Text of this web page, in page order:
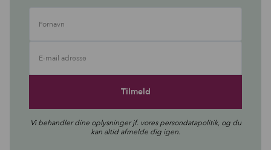
Fornavn
E-mail adresse
Vi behandler dine oplysninger jf. vorespersondatapolitik, og du
kan altid afmelde dig igen.